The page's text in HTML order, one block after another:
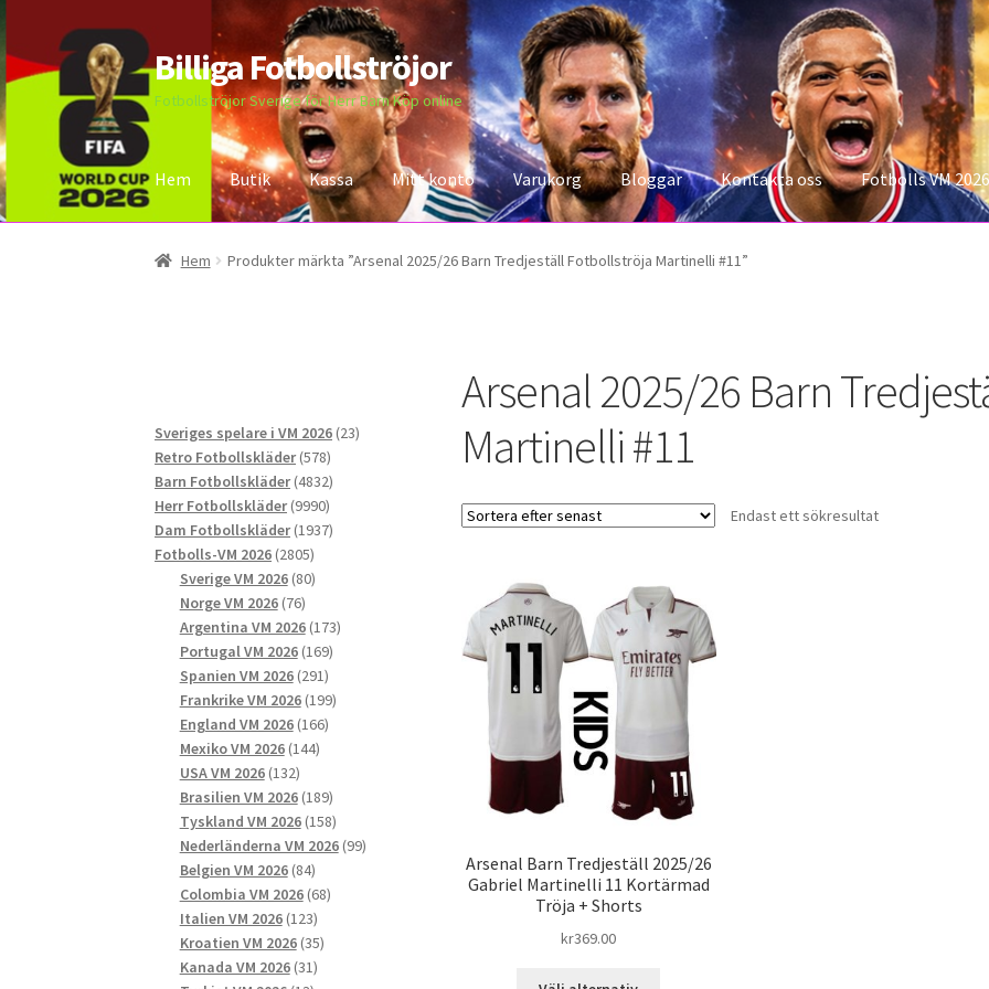
Hoppa
till
navigering
Hoppa
till
innehåll
Billiga Fotbollströjor
Fotbollströjor Sverige för Herr Barn Köp online
Hem Butik Kassa Mitt konto Varukorg Bloggar Kontakta oss Fotbolls VM 2026
Hem Bloggar Butik Kassa Kontakta oss Mitt konto Storleksguiden Varukorg
Hem Produkter märkta ”Arsenal 2025/26 Barn Tredjeställ Fotbollströja Martinelli #11”
Arsenal 2025/26 Barn
Martinelli #11
Endast ett sökresultat
Arsenal Barn Tredjeställ 2025/26
Gabriel Martinelli 11 Kortärmad
Tröja + Shorts
kr369.00
Sveriges spelare i VM 2026 2323
Retro Fotbollskläder 578578
produkter
Barn Fotbollskläder 48324832
produkter
Herr Fotbollskläder 99909990
produkter
Dam Fotbollskläder 19371937
Fotbolls-VM 2026 28052805
produkter
Sverige VM 2026 8080
Norge VM 2026 7676
produkter
Argentina VM 2026 173173
Portugal VM 2026 169169
produkter
Spanien VM 2026 291291
produkter
Frankrike VM 2026 199199
England VM 2026 166166
Mexiko VM 2026 144144
USA VM 2026 132132
produkter
Brasilien VM 2026 189189
produkter
Tyskland VM 2026 158158
produkter
Nederländerna VM 2026 9999
Belgien VM 2026 8484
produkter
Colombia VM 2026 6868
Italien VM 2026 123123
produkter
Kroatien VM 2026 3535
Kanada VM 2026 3131